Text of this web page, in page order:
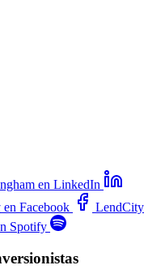
en LinkedIn
Facebook
LendCity
Spotify